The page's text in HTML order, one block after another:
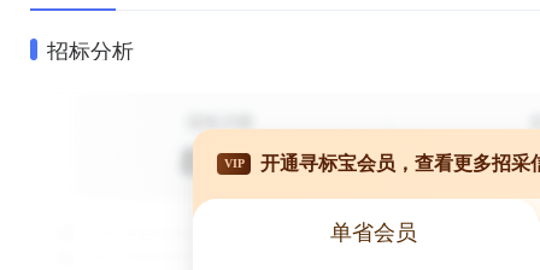
招标分析
VIP 开通寻标宝会员，查看更多招采
单省会员